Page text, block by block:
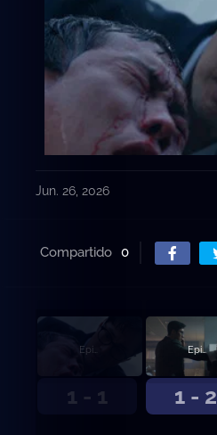
Jun. 26, 2026
Compartido 0
1 - 1
Episodio 1
1 - 2
Episodio 2